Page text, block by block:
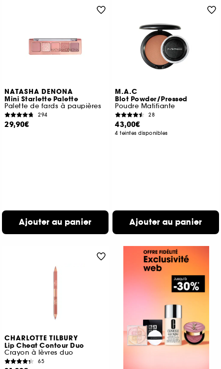
NATASHA DENONA
Mini Starlette Palette
Palette de fards à paupières
294
29,90€
Ajouter au panier
M.A.C
Blot Powder/Pressed
Poudre Matifiante
28
43,00€
4 teintes disponibles
Ajouter au panier
CHARLOTTE TILBURY
Lip Cheat Contour Duo
Crayon à lèvres duo
65